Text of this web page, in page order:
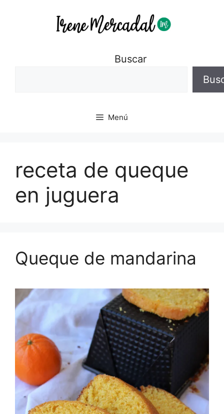
Buscar
Menú
receta de queque
en juguera
Queque de mandarina